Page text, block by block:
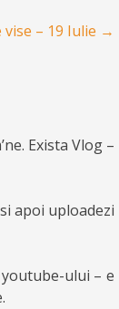
vise – 19 Iulie →
Exista Vlog –
apoi uploadezi
ului – e